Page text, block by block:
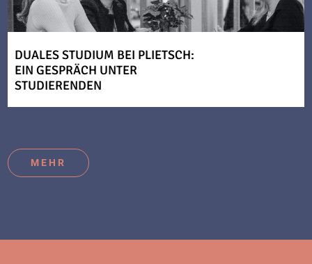
DUALES STUDIUM BEI PLIETSCH:
EIN GESPRÄCH UNTER
STUDIERENDEN
MEHR